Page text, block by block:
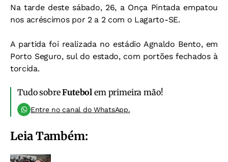
Na tarde deste sábado, 26, a Onça Pintada empatou
nos acréscimos por 2 a 2 com o Lagarto-SE.
A partida foi realizada no estádio Agnaldo Bento, em
Porto Seguro, sul do estado, com portões fechados à
torcida.
Tudo sobreFutebol em primeira mão!
Entre no canal do WhatsApp.
Leia Também: